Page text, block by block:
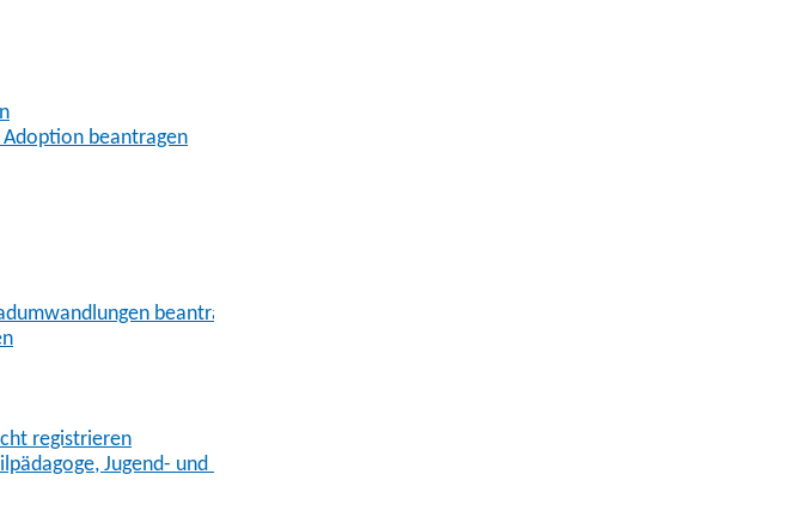
Adoption beantragen
beantragen
registrieren
Jugend- und Heimerzieher, Sozialarbeiter, Sozialpädagoge mit ausländischer